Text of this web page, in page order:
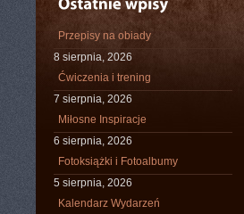
Przepisy na obiady
8 sierpnia, 2026
Ćwiczenia i trening
7 sierpnia, 2026
Miłosne Inspiracje
6 sierpnia, 2026
Fotoksiążki i Fotoalbumy
5 sierpnia, 2026
Kalendarz Wydarzeń